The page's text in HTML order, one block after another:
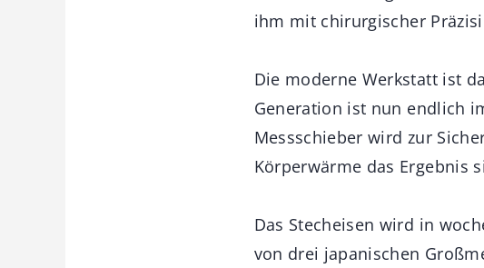
ihm mit chirurgischer
Die moderne Werkstatt ist
Generation ist nun endlich
Messschieber wird zur
Körperwärme das Ergebnis
Das Stecheisen wird in
von drei japanischen